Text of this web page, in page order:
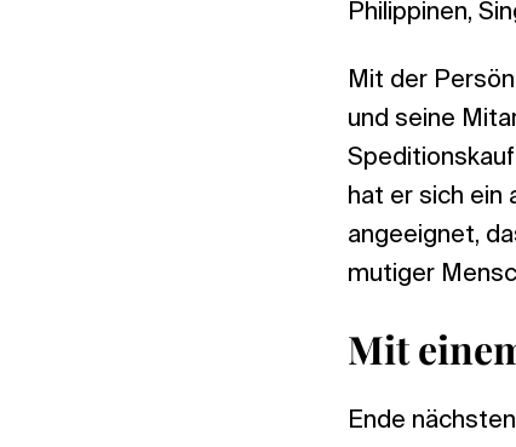
Philippinen,
Mit der
und seine
hat er sich ein
angeeignet,
mutiger
Mit
Ende